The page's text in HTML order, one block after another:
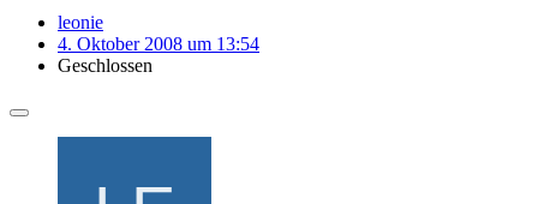
leonie
4. Oktober 2008 um 13:54
Geschlossen